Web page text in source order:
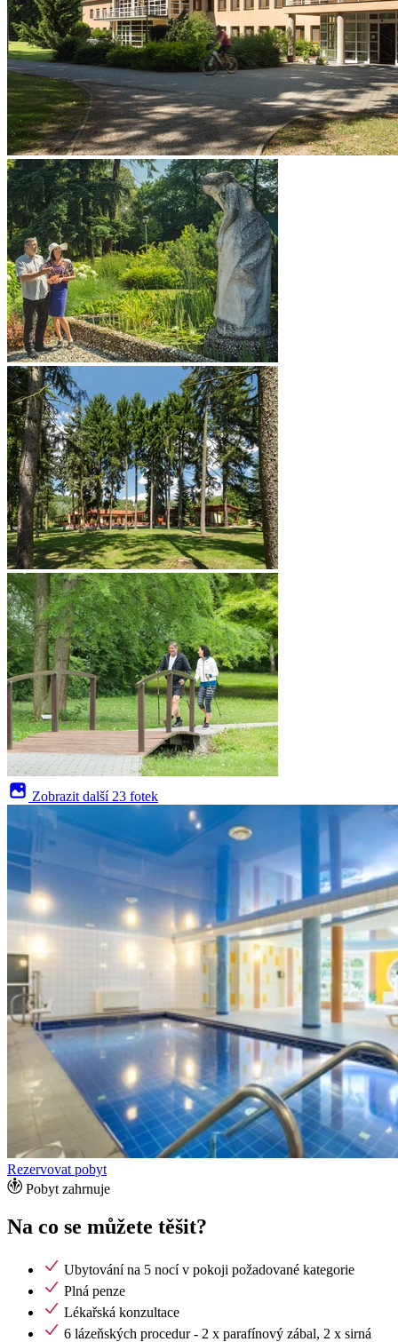
Zobrazit další 23 fotek
Rezervovat pobyt
Pobyt zahrnuje
Na co se můžete těšit?
Ubytování na 5 nocí v pokoji požadované kategorie
Plná penze
Lékařská konzultace
6 lázeňských procedur - 2 x parafínový zábal, 2 x sirná